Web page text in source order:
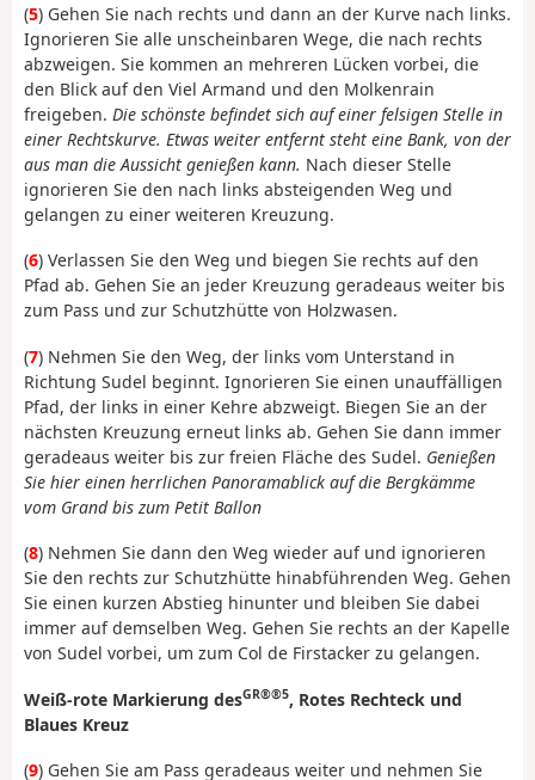
(5) Gehen Sie nach rechts und dann an der Kurve nach links.
Ignorieren Sie alle unscheinbaren Wege, die nach rechts
abzweigen. Sie kommen an mehreren Lücken vorbei, die
den Blick auf den Viel Armand und den Molkenrain
freigeben. Die schönste befindet sich auf einer felsigen Stelle in
einer Rechtskurve. Etwas weiter entfernt steht eine Bank, von der
aus man die Aussicht genießen kann. Nach dieser Stelle
ignorieren Sie den nach links absteigenden Weg und
gelangen zu einer weiteren Kreuzung.
(6) Verlassen Sie den Weg und biegen Sie rechts auf den
Pfad ab. Gehen Sie an jeder Kreuzung geradeaus weiter bis
zum Pass und zur Schutzhütte von Holzwasen.
(7) Nehmen Sie den Weg, der links vom Unterstand in
Richtung Sudel beginnt. Ignorieren Sie einen unauffälligen
Pfad, der links in einer Kehre abzweigt. Biegen Sie an der
nächsten Kreuzung erneut links ab. Gehen Sie dann immer
geradeaus weiter bis zur freien Fläche des Sudel. Genießen
Sie hier einen herrlichen Panoramablick auf die Bergkämme
vom Grand bis zum Petit Ballon
(8) Nehmen Sie dann den Weg wieder auf und ignorieren
Sie den rechts zur Schutzhütte hinabführenden Weg. Gehen
Sie einen kurzen Abstieg hinunter und bleiben Sie dabei
immer auf demselben Weg. Gehen Sie rechts an der Kapelle
von Sudel vorbei, um zum Col de Firstacker zu gelangen.
Weiß-rote Markierung desGR®®5, Rotes Rechteck und
Blaues Kreuz
(9) Gehen Sie am Pass geradeaus weiter und nehmen Sie